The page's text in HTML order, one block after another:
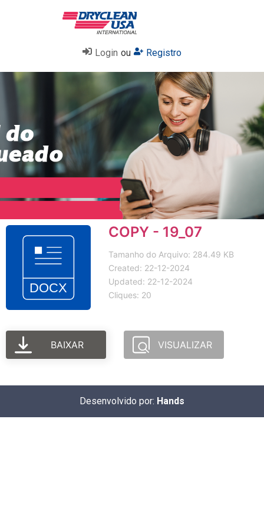
Login ou Registro
COPY - 19_07
Tamanho do Arquivo: 284.49 KB
Created: 22-12-2024
Updated: 22-12-2024
Cliques: 20
BAIXAR VISUALIZAR
Desenvolvido por: Hands